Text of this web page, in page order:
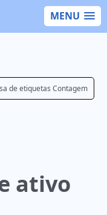
MENU
de etiquetas Contagem
ativo